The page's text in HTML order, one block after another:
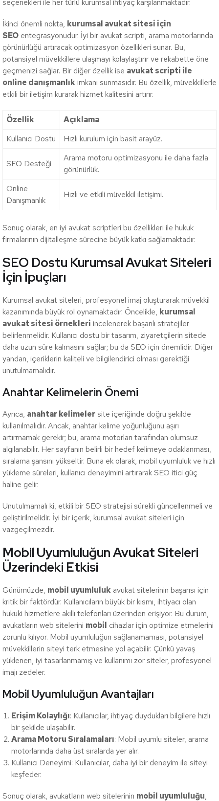
seçenekleri ile her türlü kurumsal ihtiyaç karşılanmaktadır.
İkinci önemli nokta, kurumsal avukat sitesi için
SEO entegrasyonudur. İyi bir avukat scripti, arama motorlarında
görünürlüğü artıracak optimizasyon özellikleri sunar. Bu,
potansiyel müvekkillere ulaşmayı kolaylaştırır ve rekabette öne
geçmenizi sağlar. Bir diğer özellik ise avukat scripti ile
online danışmanlıkimkanı sunmasıdır. Bu özellik, müvekkillerle
etkili bir iletişim kurarak hizmet kalitesini artırır.
Özellik
Açıklama
Kullanıcı Dostu
Hızlı kurulum için basit arayüz.
SEO Desteği
Arama motoru optimizasyonu ile daha fazla
görünürlük.
Online
Danışmanlık
Hızlı ve etkili müvekkil iletişimi.
Sonuç olarak, en iyi avukat scriptleri bu özellikleri ile hukuk
firmalarının dijitalleşme sürecine büyük katkı sağlamaktadır.
SEO Dostu Kurumsal Avukat Siteleri
İçin İpuçları
Kurumsal avukat siteleri, profesyonel imaj oluşturarak müvekkil
kazanımında büyük rol oynamaktadır. Öncelikle, kurumsal
avukat sitesi örnekleri incelenerek başarılı stratejiler
belirlenmelidir. Kullanıcı dostu bir tasarım, ziyaretçilerin sitede
daha uzun süre kalmasını sağlar; bu da SEO için önemlidir. Diğer
yandan, içeriklerin kaliteli ve bilgilendirici olması gerektiği
unutulmamalıdır.
Anahtar Kelimelerin Önemi
Ayrıca, anahtar kelimeler site içeriğinde doğru şekilde
kullanılmalıdır. Ancak, anahtar kelime yoğunluğunu aşırı
artırmamak gerekir; bu, arama motorları tarafından olumsuz
algılanabilir. Her sayfanın belirli bir hedef kelimeye odaklanması,
sıralama şansını yükseltir. Buna ek olarak, mobil uyumluluk ve hızlı
yükleme süreleri, kullanıcı deneyimini artırarak SEO itici güç
haline gelir.
Unutulmamalı ki, etkili bir SEO stratejisi sürekli güncellenmeli ve
geliştirilmelidir. İyi bir içerik, kurumsal avukat siteleri için
vazgeçilmezdir.
Mobil Uyumluluğun Avukat Siteleri
Üzerindeki Etkisi
Günümüzde, mobil uyumluluk avukat sitelerinin başarısı için
kritik bir faktördür. Kullanıcıların büyük bir kısmı, ihtiyacı olan
hukuki hizmetlere akıllı telefonları üzerinden erişiyor. Bu durum,
avukatların web sitelerini mobil cihazlar için optimize etmelerini
zorunlu kılıyor. Mobil uyumluluğun sağlanamaması, potansiyel
müvekkillerin siteyi terk etmesine yol açabilir. Çünkü yavaş
yüklenen, iyi tasarlanmamış ve kullanımı zor siteler, profesyonel
imajı zedeler.
Mobil Uyumluluğun Avantajları
Erişim Kolaylığı: Kullanıcılar, ihtiyaç duydukları bilgilere hızlı
bir şekilde ulaşabilir.
Arama Motoru Sıralamaları: Mobil uyumlu siteler, arama
motorlarında daha üst sıralarda yer alır.
Kullanıcı Deneyimi: Kullanıcılar, daha iyi bir deneyim ile siteyi
keşfeder.
Sonuç olarak, avukatların web sitelerinin mobil uyumluluğu,